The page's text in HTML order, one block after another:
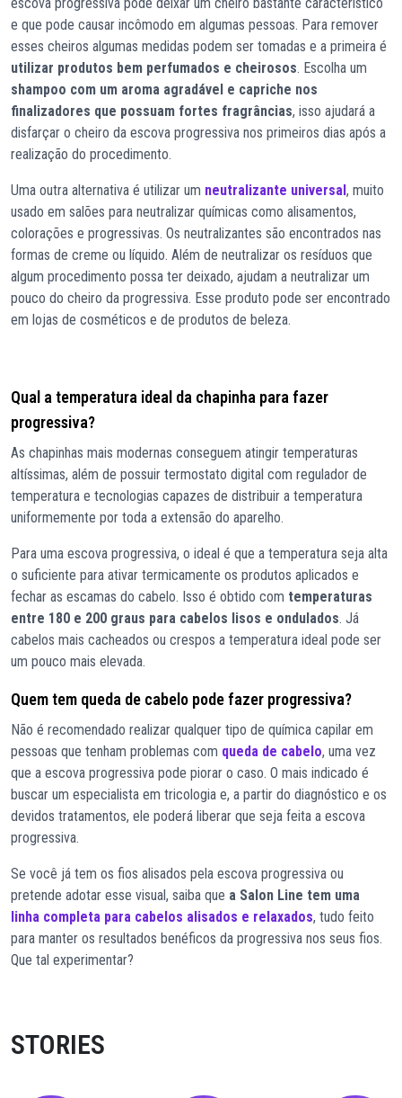
e que pode causar incômodo em algumas pessoas. Para remover
esses cheiros algumas medidas podem ser tomadas e a primeira é
utilizar produtos bem perfumados e cheirosos. Escolha um
shampoo com um aroma agradável e capriche nos
finalizadores que possuam fortes fragrâncias, isso ajudará a
disfarçar o cheiro da escova progressiva nos primeiros dias após a
realização do procedimento.
Uma outra alternativa é utilizar um neutralizante universal, muito
usado em salões para neutralizar químicas como alisamentos,
colorações e progressivas. Os neutralizantes são encontrados nas
formas de creme ou líquido. Além de neutralizar os resíduos que
algum procedimento possa ter deixado, ajudam a neutralizar um
pouco do cheiro da progressiva. Esse produto pode ser encontrado
em lojas de cosméticos e de produtos de beleza.
Qual a temperatura ideal da chapinha para fazer
progressiva?
As chapinhas mais modernas conseguem atingir temperaturas
altíssimas, além de possuir termostato digital com regulador de
temperatura e tecnologias capazes de distribuir a temperatura
uniformemente por toda a extensão do aparelho.
Para uma escova progressiva, o ideal é que a temperatura seja alta
o suficiente para ativar termicamente os produtos aplicados e
fechar as escamas do cabelo. Isso é obtido com temperaturas
entre 180 e 200 graus para cabelos lisos e ondulados. Já
cabelos mais cacheados ou crespos a temperatura ideal pode ser
um pouco mais elevada.
Quem tem queda de cabelo pode fazer progressiva?
Não é recomendado realizar qualquer tipo de química capilar em
pessoas que tenham problemas com queda de cabelo, uma vez
que a escova progressiva pode piorar o caso. O mais indicado é
buscar um especialista em tricologia e, a partir do diagnóstico e os
devidos tratamentos, ele poderá liberar que seja feita a escova
progressiva.
Se você já tem os fios alisados pela escova progressiva ou
pretende adotar esse visual, saiba que a Salon Line tem uma
linha completa para cabelos alisados e relaxados, tudo feito
para manter os resultados benéficos da progressiva nos seus fios.
Que tal experimentar?
STORIES